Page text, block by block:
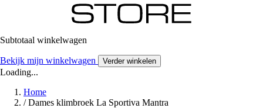
Subtotaal winkelwagen
Bekijk mijn winkelwagen Verder winkelen
Loading...
Home
/ Dames klimbroek La Sportiva Mantra